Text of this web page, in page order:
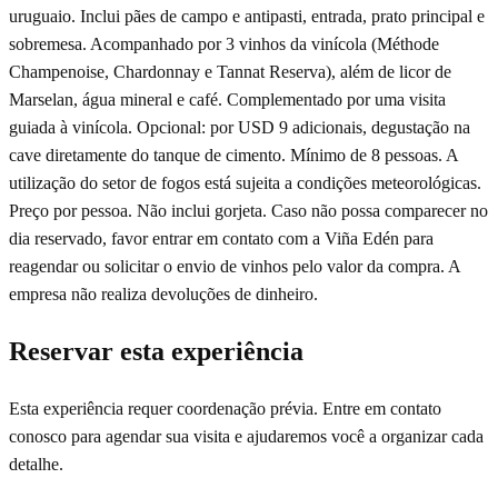
uruguaio. Inclui pães de campo e antipasti, entrada, prato principal e
sobremesa. Acompanhado por 3 vinhos da vinícola (Méthode
Champenoise, Chardonnay e Tannat Reserva), além de licor de
Marselan, água mineral e café. Complementado por uma visita
guiada à vinícola. Opcional: por USD 9 adicionais, degustação na
cave diretamente do tanque de cimento. Mínimo de 8 pessoas. A
utilização do setor de fogos está sujeita a condições meteorológicas.
Preço por pessoa. Não inclui gorjeta. Caso não possa comparecer no
dia reservado, favor entrar em contato com a Viña Edén para
reagendar ou solicitar o envio de vinhos pelo valor da compra. A
empresa não realiza devoluções de dinheiro.
Reservar esta experiência
Esta experiência requer coordenação prévia. Entre em contato
conosco para agendar sua visita e ajudaremos você a organizar cada
detalhe.